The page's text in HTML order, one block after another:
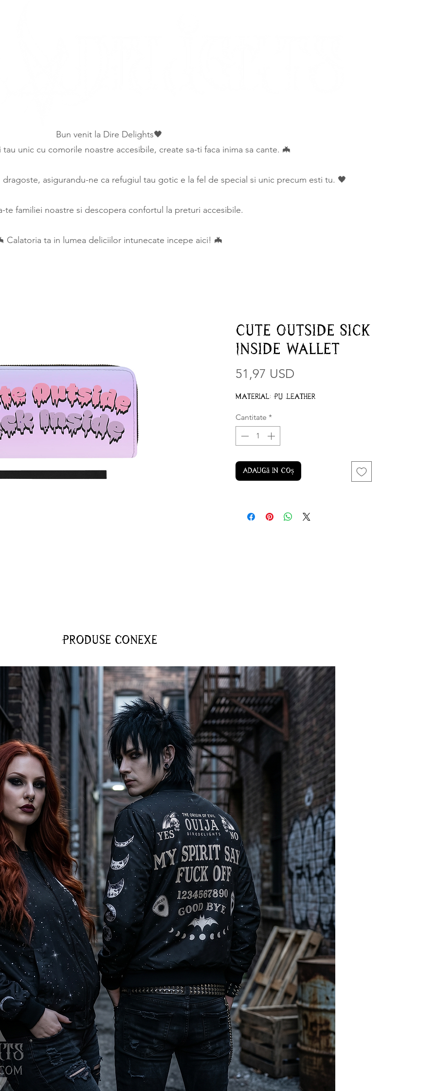
Bun venit la Dire Delights🖤
unic cu comorile noastre accesibile, create sa-ti faca inima sa cante. 🦇
asigurandu-ne ca refugiul tau gotic e la fel de special si unic precum esti tu. 🖤
te familiei noastre si descopera confortul la preturi accesibile.
Calatoria ta in lumea deliciilor intunecate incepe aici! 🦇
Cute Outside Sick
Inside Wallet
51,97 USD
Material: PU Leather
Cantitate *
Adaugă în coș
Produse conexe